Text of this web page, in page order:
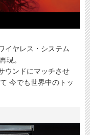
イヤレス・システム
現。
ウンドにマッチさせ
今でも世界中のトッ